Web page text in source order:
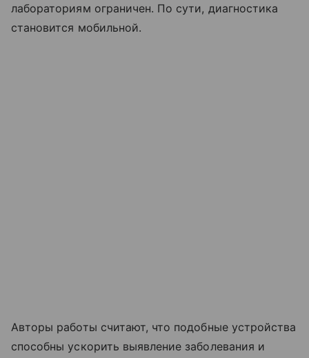
лабораториям ограничен. По сути, диагностика
становится мобильной.
Авторы работы считают, что подобные устройства
способны ускорить выявление заболевания и